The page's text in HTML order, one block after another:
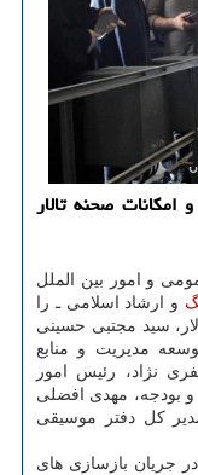
صحنه تالار
و امور بین الملل
و ارشاد اسلامی ـ را
سید مجتبی حسینی
مدیریت و منابع
نژاد، رئیس امور
بودجه، مهدی افضلی
کل دفتر موسیقی
جریان بازسازی های